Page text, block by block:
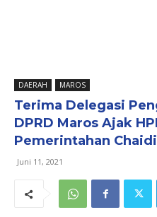
DAERAH MAROS
Terima Delegasi
DPRD Maros Ajak
Pemerintahan
Juni 11, 2021